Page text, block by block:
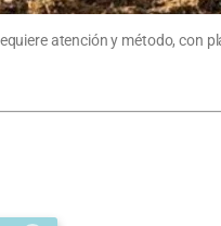
atención y método, con